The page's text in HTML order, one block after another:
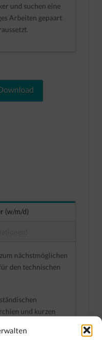
und suchen eine
Arbeiten gepaart
(w/m/d)
nächstmöglichen
den technischen
und kurzen
in einem